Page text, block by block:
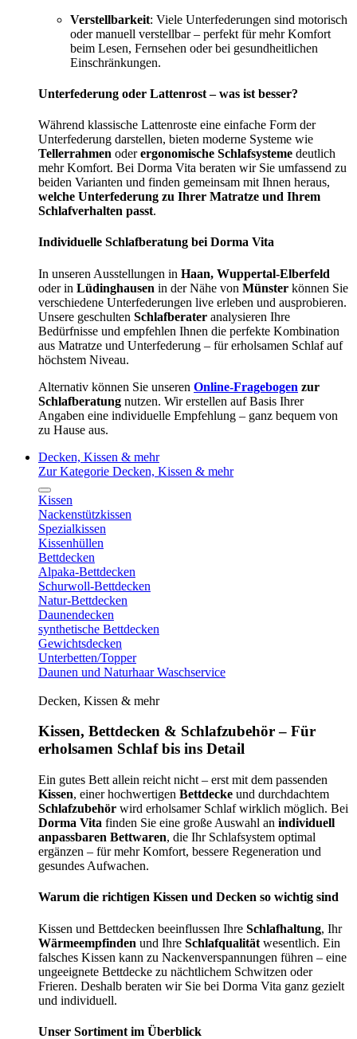
Verstellbarkeit: Viele Unterfederungen sind motorisch
oder manuell verstellbar – perfekt für mehr Komfort
beim Lesen, Fernsehen oder bei gesundheitlichen
Einschränkungen.
Unterfederung oder Lattenrost – was ist besser?
Während klassische Lattenroste eine einfache Form der
Unterfederung darstellen, bieten moderne Systeme wie
Tellerrahmen oderergonomische Schlafsysteme deutlich
mehr Komfort. Bei Dorma Vita beraten wir Sie umfassend zu
beiden Varianten und finden gemeinsam mit Ihnen heraus,
welche Unterfederung zu Ihrer Matratze und Ihrem
Schlafverhalten passt.
Individuelle Schlafberatung bei Dorma Vita
In unseren Ausstellungen in Haan, Wuppertal-Elberfeld
oder in Lüdinghausen in der Nähe von Münster können Sie
verschiedene Unterfederungen live erleben und ausprobieren.
Unsere geschulten Schlafberater analysieren Ihre
Bedürfnisse und empfehlen Ihnen die perfekte Kombination
aus Matratze und Unterfederung – für erholsamen Schlaf auf
höchstem Niveau.
Alternativ können Sie unseren Online-Fragebogen zur
Schlafberatung nutzen. Wir erstellen auf Basis Ihrer
Angaben eine individuelle Empfehlung – ganz bequem von
zu Hause aus.
Decken, Kissen & mehr
Zur Kategorie Decken, Kissen & mehr
Kissen
Nackenstützkissen
Spezialkissen
Kissenhüllen
Bettdecken
Alpaka-Bettdecken
Schurwoll-Bettdecken
Natur-Bettdecken
Daunendecken
synthetische Bettdecken
Gewichtsdecken
Unterbetten/Topper
Daunen und Naturhaar Waschservice
Decken, Kissen & mehr
Kissen, Bettdecken & Schlafzubehör – Für
erholsamen Schlaf bis ins Detail
Ein gutes Bett allein reicht nicht – erst mit dem passenden
Kissen, einer hochwertigen Bettdecke und durchdachtem
Schlafzubehör wird erholsamer Schlaf wirklich möglich. Bei
Dorma Vita finden Sie eine große Auswahl an individuell
anpassbaren Bettwaren, die Ihr Schlafsystem optimal
ergänzen – für mehr Komfort, bessere Regeneration und
gesundes Aufwachen.
Warum die richtigen Kissen und Decken so wichtig sind
Kissen und Bettdecken beeinflussen Ihre Schlafhaltung, Ihr
Wärmeempfinden und Ihre Schlafqualität wesentlich. Ein
falsches Kissen kann zu Nackenverspannungen führen – eine
ungeeignete Bettdecke zu nächtlichem Schwitzen oder
Frieren. Deshalb beraten wir Sie bei Dorma Vita ganz gezielt
und individuell.
Unser Sortiment im Überblick